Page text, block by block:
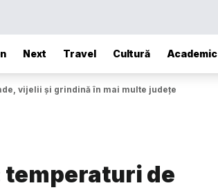
Next Travel Cultură Academic
vijelii și grindină în mai multe județe
de